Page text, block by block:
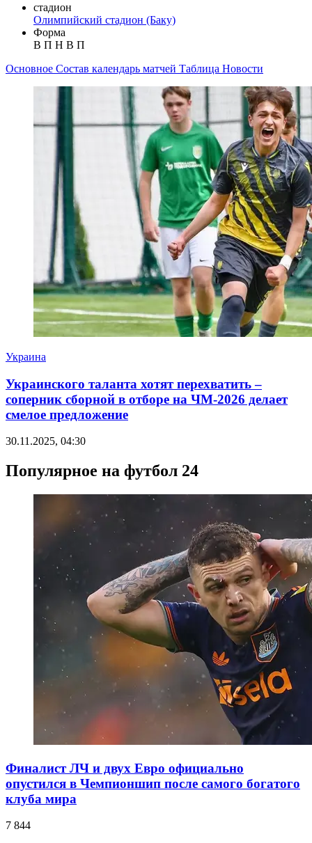
стадион
Олимпийский стадион (Баку)
Форма
В П Н В П
Основное Состав календарь матчей Таблица Новости
Украина
Украинского таланта хотят перехватить –
соперник сборной в отборе на ЧМ-2026 делает
смелое предложение
30.11.2025, 04:30
Популярное на футбол 24
Финалист ЛЧ и двух Евро официально
опустился в Чемпионшип после самого богатого
клуба мира
7 844